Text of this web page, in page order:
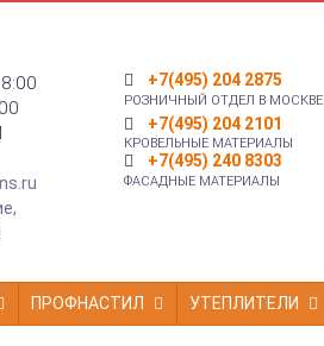
+7(495) 204 2875
РОЗНИЧНЫЙ ОТДЕЛ В МОСКВЕ
+7(495) 204 2101
КРОВЕЛЬНЫЕ МАТЕРИАЛЫ
+7(495) 240 8303
ФАСАДНЫЕ МАТЕРИАЛЫ
ПРОФНАСТИЛ УТЕПЛИТЕЛИ